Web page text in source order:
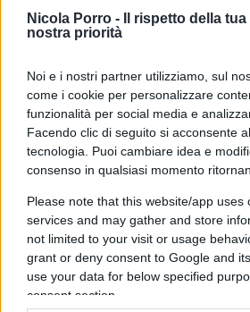
Nicola Porro -
Il rispetto della
nostra priorità
Noi e i nostri partner utilizziamo, sul
come i cookie per personalizzare
funzionalità per social media e
Facendo clic di seguito si acconsente
tecnologia. Puoi cambiare idea e
consenso in qualsiasi momento
Please note that this website/app uses
services and may gather and store
not limited to your visit or usage
grant or deny consent to Google and
use your data for below specified
consent section.
semestre relativamente alla
elettriche è dell’11 per cento,
Un conto salatissimo
Se l’attuale tendenza
produttori di automobili sarà
esperti hanno quantificato la
tutti i produttori in un deltatra
miliardi di euro. Secondo
presentata al salone,Renaulte
dovrebbero da sole versare